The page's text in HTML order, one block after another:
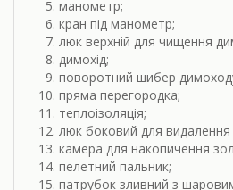
манометр;
кран під манометр;
люк верхній для чищення
димохід;
поворотний шибер
пряма перегородка;
теплоізоляція;
люк боковий для видалення
камера для накопичення
пелетний пальник;
патрубок зливний з